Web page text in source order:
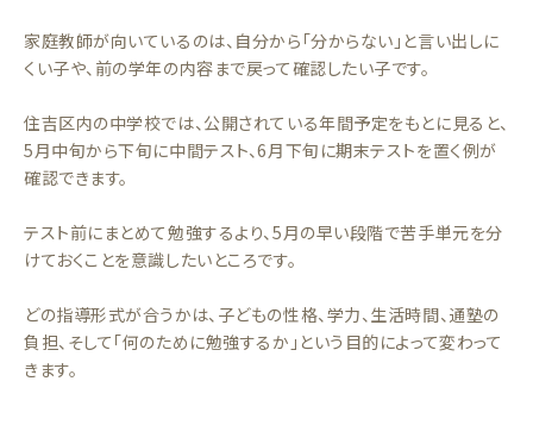
家庭教師が向いているのは、自分から「分からない」と言い出しに
くい子や、前の学年の内容まで戻って確認したい子です。
住吉区内の中学校では、公開されている年間予定をもとに見ると、
5月中旬から下旬に中間テスト、6月下旬に期末テストを置く例が
確認できます。
テスト前にまとめて勉強するより、5月の早い段階で苦手単元を分
けておくことを意識したいところです。
どの指導形式が合うかは、子どもの性格、学力、生活時間、通塾の
負担、そして「何のために勉強するか」という目的によって変わって
きます。